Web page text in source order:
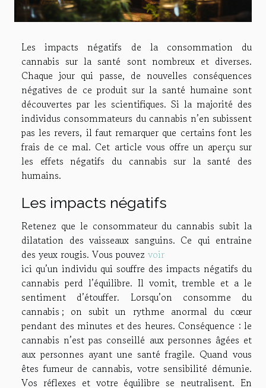
Les impacts négatifs de la consommation du
cannabis sur la santé sont nombreux et diverses.
Chaque jour qui passe, de nouvelles conséquences
négatives de ce produit sur la santé humaine sont
découvertes par les scientifiques. Si la majorité des
individus consommateurs du cannabis n’en subissent
pas les revers, il faut remarquer que certains font les
frais de ce mal. Cet article vous offre un aperçu sur
les effets négatifs du cannabis sur la santé des
humains.
Les impacts négatifs
Retenez que le consommateur du cannabis subit la
dilatation des vaisseaux sanguins. Ce qui entraine
des yeux rougis. Vous pouvez voir
ici qu’un individu qui souffre des impacts négatifs du
cannabis perd l’équilibre. Il vomit, tremble et a le
sentiment d’étouffer. Lorsqu’on consomme du
cannabis ; on subit un rythme anormal du cœur
pendant des minutes et des heures. Conséquence : le
cannabis n’est pas conseillé aux personnes âgées et
aux personnes ayant une santé fragile. Quand vous
êtes fumeur de cannabis, votre sensibilité démunie.
Vos réflexes et votre équilibre se neutralisent. En